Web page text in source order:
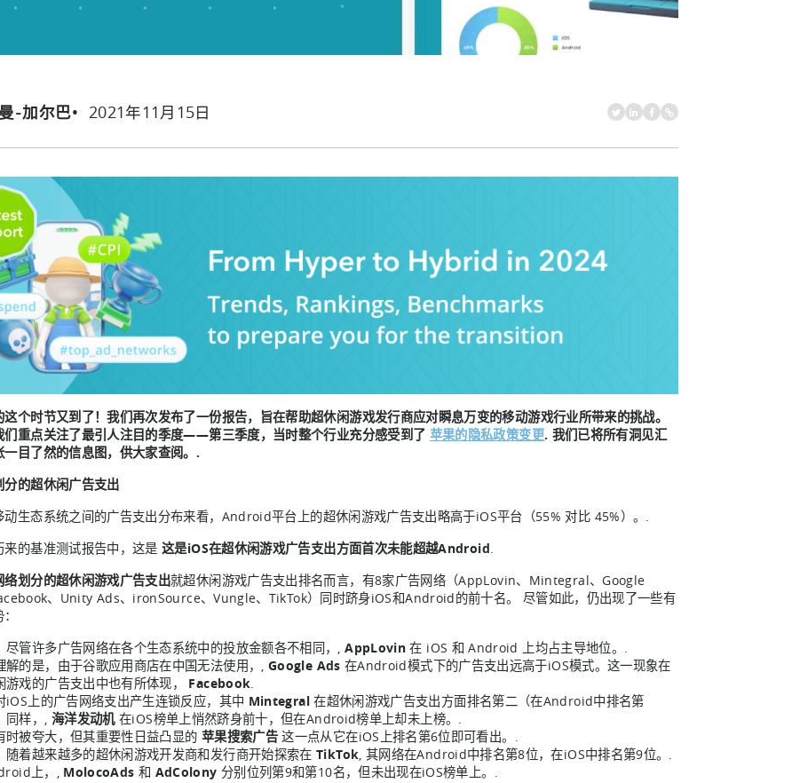
-加尔巴 2021年11月15日
这个时节又到了！我们再次发布了一份报告，旨在帮助超休闲游戏发行商应对瞬息万变的移动游戏行业所带来的挑战。
们重点关注了最引人注目的季度——第三季度，当时整个行业充分感受到了 苹果的隐私政策变更. 我们已将所有洞见汇
一目了然的信息图，供大家查阅。.
分的超休闲广告支出
动生态系统之间的广告支出分布来看，Android平台上的超休闲游戏广告支出略高于iOS平台（55% 对比 45%）。.
来的基准测试报告中，这是 这是iOS在超休闲游戏广告支出方面首次未能超越Android.
络划分的超休闲游戏广告支出就超休闲游戏广告支出排名而言，有8家广告网络（AppLovin、Mintegral、Google
、Unity Ads、ironSource、Vungle、TikTok）同时跻身iOS和Android的前十名。 尽管如此，仍出现了一些有
尽管许多广告网络在各个生态系统中的投放金额各不相同，,AppLovin在 iOS 和 Android 上均占主导地位。.
解的是，由于谷歌应用商店在中国无法使用，, Google Ads 在Android模式下的广告支出远高于iOS模式。这一现象在
游戏的广告支出中也有所体现， Facebook.
iOS上的广告网络支出产生连锁反应，其中 Mintegral在超休闲游戏广告支出方面排名第二（在Android中排名第
同样，, 海洋发动机在iOS榜单上悄然跻身前十，但在Android榜单上却未上榜。.
时被夸大，但其重要性日益凸显的 苹果搜索广告这一点从它在iOS上排名第6位即可看出。.
随着越来越多的超休闲游戏开发商和发行商开始探索在TikTok, 其网络在Android中排名第8位，在iOS中排名第9位。.
上，, MolocoAds 和 AdColony 分别位列第9和第10名，但未出现在iOS榜单上。.